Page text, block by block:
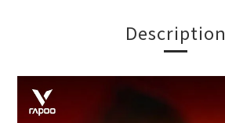
Description